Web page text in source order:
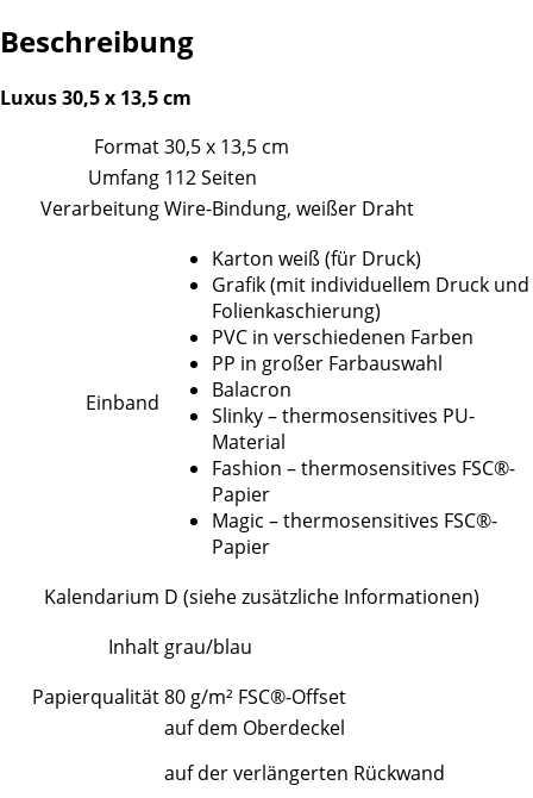
Beschreibung
Luxus 30,5 x 13,5 cm
Format30,5 x 13,5 cm
Umfang 112 Seiten
VerarbeitungWire-Bindung, weißer Draht
Einband
Karton weiß (für Druck)
Grafik (mit individuellem Druck und
Folienkaschierung)
PVC in verschiedenen Farben
PP in großer Farbauswahl
Balacron
Slinky – thermosensitives PU-
Material
Fashion – thermosensitives FSC®-
Papier
Magic – thermosensitives FSC®-
Papier
Kalendarium D (siehe zusätzliche Informationen)
Inhalt grau/blau
Papierqualität80 g/m² FSC®-Offset
auf dem Oberdeckel
auf der verlängerten Rückwand